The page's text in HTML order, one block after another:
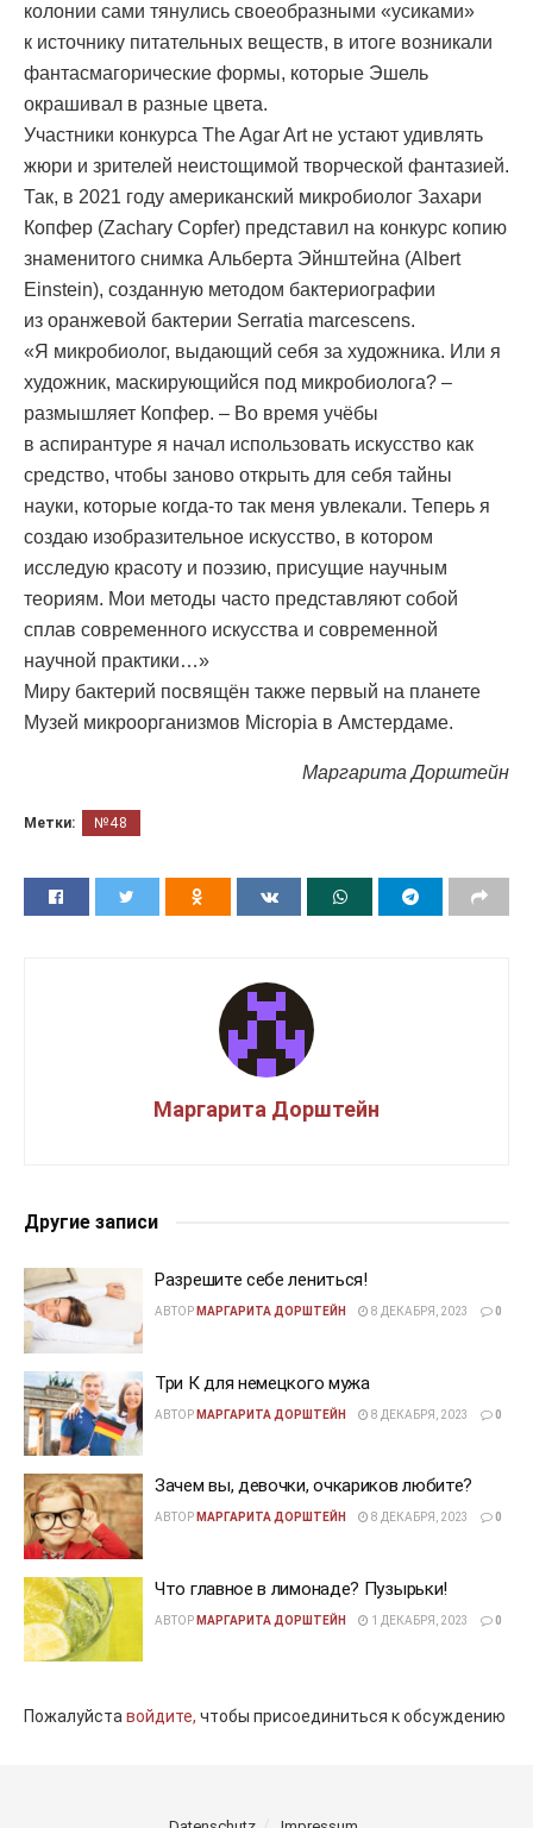
колонии сами тянулись своеобразными «усиками»
к источнику питательных веществ, в итоге возникали
фантасмагорические формы, которые Эшель
окрашивал в разные цвета.
Участники конкурса The Agar Art не устают удивлять
жюри и зрителей неистощимой творческой фантазией.
Так, в 2021 году американский микробиолог Захари
Копфер (Zachary Copfer) представил на конкурс копию
знаменитого снимка Альберта Эйнштейна (Albert
Einstein), созданную методом бактериографии
из оранжевой бактерии Serratia marcescens.
«Я микробиолог, выдающий себя за художника. Или я
художник, маскирующийся под микробиолога? –
размышляет Копфер. – Во время учёбы
в аспирантуре я начал использовать искусство как
средство, чтобы заново открыть для себя тайны
науки, которые когда-то так меня увлекали. Теперь я
создаю изобразительное искусство, в котором
исследую красоту и поэзию, присущие научным
теориям. Мои методы часто представляют собой
сплав современного искусства и современной
научной практики…»
Миру бактерий посвящён также первый на планете
Музей микроорганизмов Micropia в Амстердаме.
Маргарита Дорштейн
Метки: №48
Маргарита Дорштейн
Другие записи
Разрешите себе лениться!
АВТОР МАРГАРИТА ДОРШТЕЙН 8 ДЕКАБРЯ, 2023 0
Три К для немецкого мужа
АВТОР МАРГАРИТА ДОРШТЕЙН 8 ДЕКАБРЯ, 2023 0
Зачем вы, девочки, очкариков любите?
АВТОР МАРГАРИТА ДОРШТЕЙН 8 ДЕКАБРЯ, 2023 0
Что главное в лимонаде? Пузырьки!
АВТОР МАРГАРИТА ДОРШТЕЙН 1 ДЕКАБРЯ, 2023 0
Пожалуйставойдите, чтобы присоединиться к обсуждению